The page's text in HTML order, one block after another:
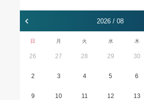
‹ 2026 / 08
日 月 火 水 木
26 27 28 29 30
2 3 4 5 6
9 10 11 12 13